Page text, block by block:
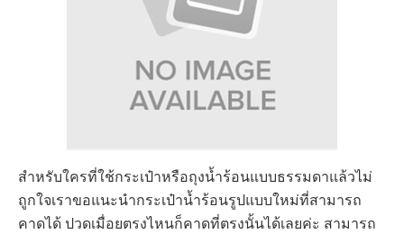
สำหรับใครที่ใช้กระเป๋าหรือถุงน้ำร้อนแบบธรรมดาแล้วไม่
ถูกใจเราขอแนะนำกระเป๋าน้ำร้อนรูปแบบใหม่ที่สามารถ
คาดได้ ปวดเมื่อยตรงไหนก็คาดที่ตรงนั้นได้เลยค่ะ สามารถ